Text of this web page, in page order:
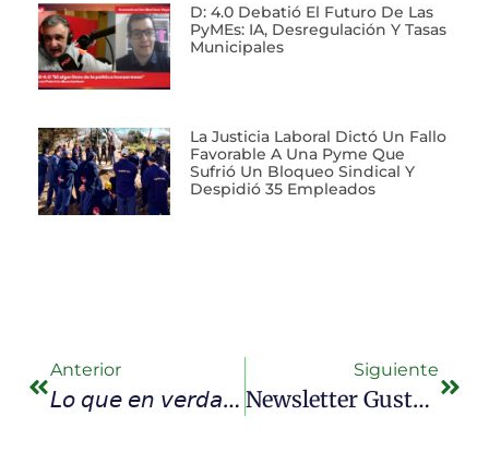
D: 4.0 Debatió El Futuro De Las
PyMEs: IA, Desregulación Y Tasas
Municipales
La Justicia Laboral Dictó Un Fallo
Favorable A Una Pyme Que
Sufrió Un Bloqueo Sindical Y
Despidió 35 Empleados
Anterior
𝘓𝘰 𝘲𝘶𝘦 𝘦𝘯 𝘷𝘦𝘳𝘥𝘢𝘥 𝘯𝘰𝘴 𝘩𝘢𝘤𝘦 𝘧𝘢𝘭𝘵𝘢 𝘦𝘴 𝘶𝘯𝘢 𝘳𝘦𝘧𝘰𝘳𝘮𝘢 𝘭𝘢𝘣𝘰𝘳𝘢𝘭.” Lo Dijo Con 𝘁𝗼𝘁𝗮𝗹 𝗰𝗹𝗮𝗿𝗶𝗱𝗮𝗱 @lilialemoine En @carajostream
Siguiente
Newsletter Gustavo «Lacha» Lazzari – 02 De Octubre De 2025